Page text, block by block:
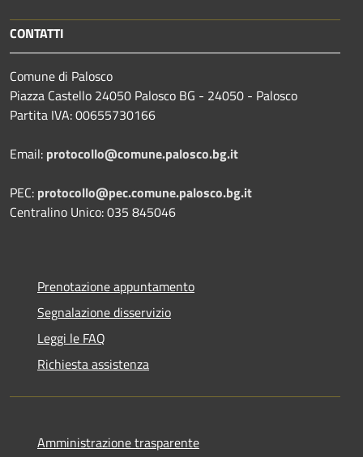
CONTATTI
Comune di Palosco
Piazza Castello 24050 Palosco BG - 24050 - Palosco
Partita IVA: 00655730166
Email: protocollo@comune.palosco.bg.it
PEC: protocollo@pec.comune.palosco.bg.it
Centralino Unico: 035 845046
Prenotazione appuntamento
Segnalazione disservizio
Leggi le FAQ
Richiesta assistenza
Amministrazione trasparente